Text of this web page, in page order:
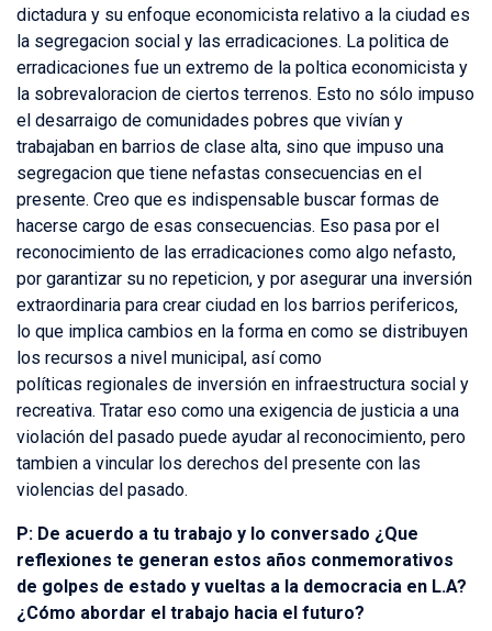
dictadura y su enfoque economicista relativo a la ciudad es
la segregacion social y las erradicaciones. La politica de
erradicaciones fue un extremo de la poltica economicista y
la sobrevaloracion de ciertos terrenos. Esto no sólo impuso
el desarraigo de comunidades pobres que vivían y
trabajaban en barrios de clase alta, sino que impuso una
segregacion que tiene nefastas consecuencias en el
presente. Creo que es indispensable buscar formas de
hacerse cargo de esas consecuencias. Eso pasa por el
reconocimiento de las erradicaciones como algo nefasto,
por garantizar su no repeticion, y por asegurar una inversión
extraordinaria para crear ciudad en los barrios perifericos,
lo que implica cambios en la forma en como se distribuyen
los recursos a nivel municipal, así como
políticas regionales de inversión en infraestructura social y
recreativa. Tratar eso como una exigencia de justicia a una
violación del pasado puede ayudar al reconocimiento, pero
tambien a vincular los derechos del presente con las
violencias del pasado.
P: De acuerdo a tu trabajo y lo conversado ¿Que
reflexiones te generan estos años conmemorativos
de golpes de estado y vueltas a la democracia en L.A?
¿Cómo abordar el trabajo hacia el futuro?